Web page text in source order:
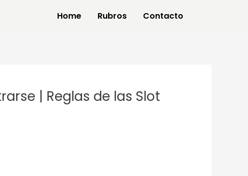
Home Rubros Contacto
| Reglas de las Slot